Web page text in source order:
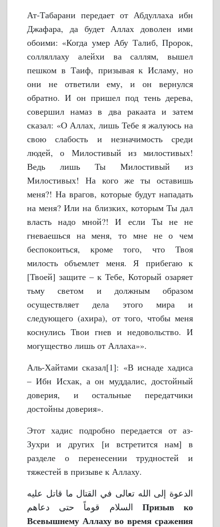
Ат-Табарани передает от Абдуллаха ибн
Джафара, да будет Аллах доволен ими
обоими: «Когда умер Абу Талиб, Пророк,
солляллаху алейхи ва саллям, вышел
пешком в Таиф, призывая к Исламу, но
они не ответили ему, и он вернулся
обратно. И он пришел под тень дерева,
совершил намаз в два ракаата и затем
сказал: «О Аллах, лишь Тебе я жалуюсь на
свою слабость и незначимость среди
людей, о Милостивый из милостивых!
Ведь лишь Ты Милостивый из
Милостивых! На кого же ты оставишь
меня?! На врагов, которые будут нападать
на меня? Или на близких, которым Ты дал
власть надо мной?! И если Ты не не
гневаешься на меня, то мне не о чем
беспокоиться, кроме того, что Твоя
милость объемлет меня. Я прибегаю к
[Твоей] защите – к Тебе, Который озаряет
тьму светом и должным образом
осуществляет дела этого мира и
следующего (ахира), от того, чтобы меня
коснулись Твои гнев и недовольство. И
могущество лишь от Аллаха»».
Аль-Хайтами сказал[1]: «В иснаде хадиса
– Ибн Исхак, а он муддалис, достойный
доверия, и остальные передатчики
достойны доверия».
Этот хадис подробно передается от аз-
Зухри и других [и встретится нам] в
разделе о перенесении трудностей и
тяжестей в призыве к Аллаху.
الدعوة إلى الله تعالى في القتال ما قاتل عليه
Призыв ко
Всевышнему Аллаху во время сражения